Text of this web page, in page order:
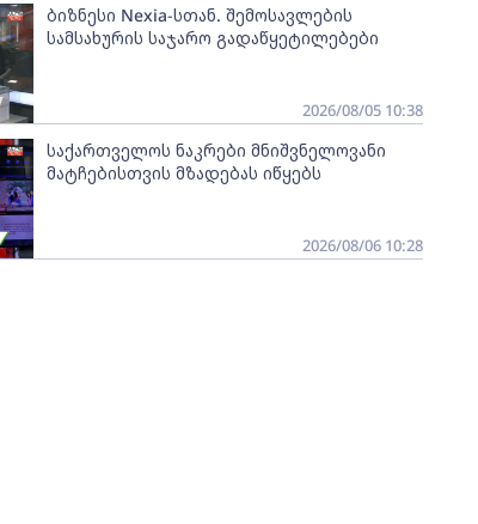
ბიზნესი Nexia-სთან. შემოსავლების
სამსახურის საჯარო გადაწყეტილებები
2026/08/05 10:38
საქართველოს ნაკრები მნიშვნელოვანი
მატჩებისთვის მზადებას იწყებს
2026/08/06 10:28